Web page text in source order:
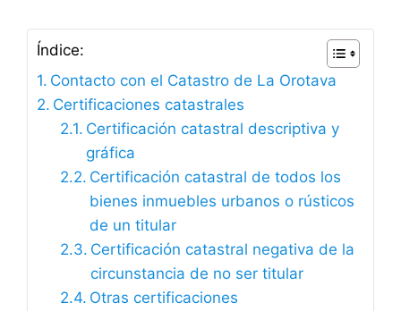
Índice:
Contacto con el Catastro de La Orotava
Certificaciones catastrales
Certificación catastral descriptiva y
gráfica
Certificación catastral de todos los
bienes inmuebles urbanos o rústicos
de un titular
Certificación catastral negativa de la
circunstancia de no ser titular
Otras certificaciones